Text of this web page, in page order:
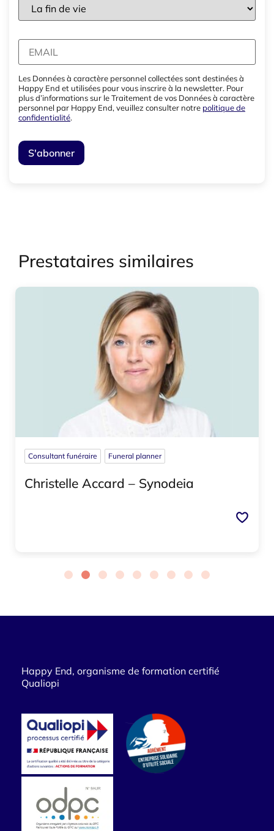
Les Données à caractère personnel collectées sont destinées à
Happy End et utilisées pour vous inscrire à la newsletter. Pour
plus d’informations sur le Traitement de vos Données à caractère
personnel par Happy End, veuillez consulter notre politique de
confidentialité.
Prestataires similaires
Consultant funéraire Funeral planner
Christelle Accard – Synodeia
Happy End, organisme de formation certifié
Qualiopi